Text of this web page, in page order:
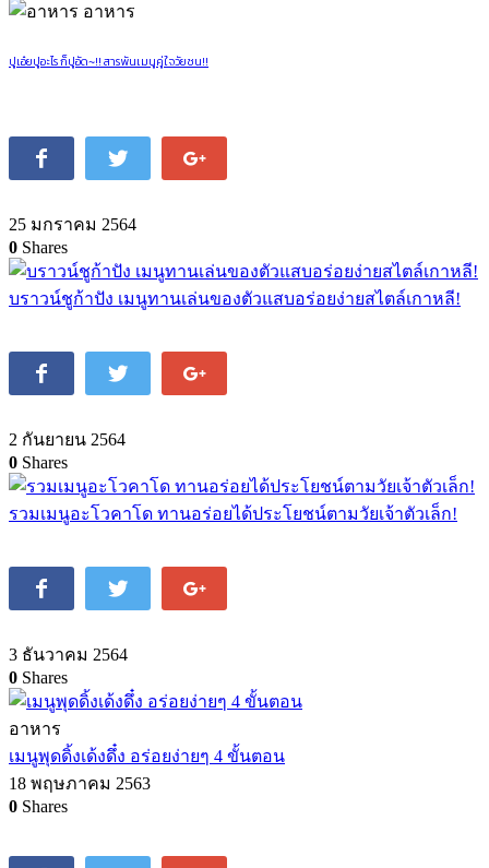
อาหาร
ปูเอ๋ยปูอะไร ก็ปูอัด~!! สารพันเมนูคู่ใจวัยซน!!
25 มกราคม 2564
0 Shares
บราวน์ชูก้าปัง เมนูทานเล่นของตัวแสบอร่อยง่ายสไตล์เกาหลี!
2 กันยายน 2564
0 Shares
รวมเมนูอะโวคาโด ทานอร่อยได้ประโยชน์ตามวัยเจ้าตัวเล็ก!
3 ธันวาคม 2564
0 Shares
อาหาร
เมนูพุดดิ้งเด้งดึ๋ง อร่อยง่ายๆ 4 ขั้นตอน
18 พฤษภาคม 2563
0 Shares